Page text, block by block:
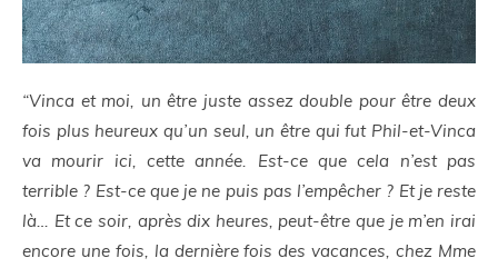
“Vinca et moi, un être juste assez double pour être deux
fois plus heureux qu’un seul, un être qui fut Phil-et-Vinca
va mourir ici, cette année. Est-ce que cela n’est pas
terrible ? Est-ce que je ne puis pas l’empêcher ? Et je reste
là… Et ce soir, après dix heures, peut-être que je m’en irai
encore une fois, la dernière fois des vacances, chez Mme